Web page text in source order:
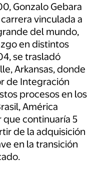
Gonzalo Gebara
vinculada a
del mundo,
en distintos
se trasladó
Arkansas, donde
de Integración
procesos en los
América
que continuaría 5
de la adquisición
en la transición